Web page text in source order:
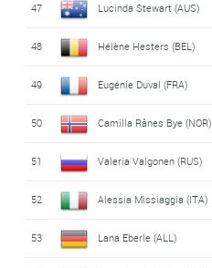
47 Lucinda Stewart (AUS)
48 Hélène Hesters (BEL)
49 Eugénie Duval (FRA)
50 Camilla Rånes Bye (NOR)
51 Valeria Valgonen (RUS)
52 Alessia Missiaggia (ITA)
53 Lana Eberle (ALL)